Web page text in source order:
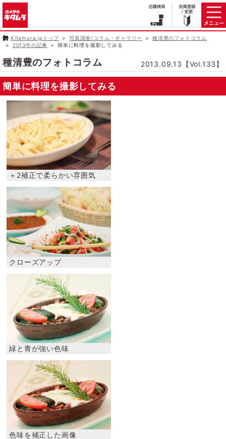
Kitamura.jpトップ 写真講座/コラム・ギャラリー
種清豊のフォトコラム
2013年の記事
簡単に料理を撮影してみる
種清豊のフォトコラム 2013.09.13【Vol.133】
簡単に料理を撮影してみる